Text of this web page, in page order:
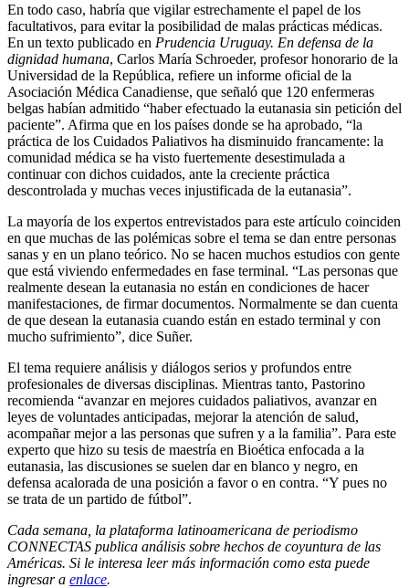
En todo caso, habría que vigilar estrechamente el papel de los
facultativos, para evitar la posibilidad de malas prácticas médicas.
En un texto publicado en Prudencia Uruguay. En defensa de la
dignidad humana, Carlos María Schroeder, profesor honorario de la
Universidad de la República, refiere un informe oficial de la
Asociación Médica Canadiense, que señaló que 120 enfermeras
belgas habían admitido “haber efectuado la eutanasia sin petición del
paciente”. Afirma que en los países donde se ha aprobado, “la
práctica de los Cuidados Paliativos ha disminuido francamente: la
comunidad médica se ha visto fuertemente desestimulada a
continuar con dichos cuidados, ante la creciente práctica
descontrolada y muchas veces injustificada de la eutanasia”.
La mayoría de los expertos entrevistados para este artículo coinciden
en que muchas de las polémicas sobre el tema se dan entre personas
sanas y en un plano teórico. No se hacen muchos estudios con gente
que está viviendo enfermedades en fase terminal. “Las personas que
realmente desean la eutanasia no están en condiciones de hacer
manifestaciones, de firmar documentos. Normalmente se dan cuenta
de que desean la eutanasia cuando están en estado terminal y con
mucho sufrimiento”, dice Suñer.
El tema requiere análisis y diálogos serios y profundos entre
profesionales de diversas disciplinas. Mientras tanto, Pastorino
recomienda “avanzar en mejores cuidados paliativos, avanzar en
leyes de voluntades anticipadas, mejorar la atención de salud,
acompañar mejor a las personas que sufren y a la familia”. Para este
experto que hizo su tesis de maestría en Bioética enfocada a la
eutanasia, las discusiones se suelen dar en blanco y negro, en
defensa acalorada de una posición a favor o en contra. “Y pues no
se trata de un partido de fútbol”.
Cada semana, la plataforma latinoamericana de periodismo
CONNECTAS publica análisis sobre hechos de coyuntura de las
Américas. Si le interesa leer más información como esta puede
ingresar a enlace.